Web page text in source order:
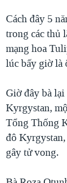
"Tìm"NGƯỜI VIỆT
ĐỜI SỐNG
KINH TẾ
SỨC KHOẺ
VĂN HOÁ
THỂ THAO
GIÁO DỤC
HÀNH TRÌNH
MỘT NĂM
GIẢI MÃ
TRỊNH VĨNH
GROUND
CHI PHÍ
CÁC GIÁ TRỊ
VIDEO
NGHE
MẠNG XÃ HỘI
Ngôn ngữ
Cách đây 5
trong các thủ
mạng hoa
lúc bấy giờ là
Giờ đây bà
Kyrgystan,
Tổng Thống
đô
gây tử vong.